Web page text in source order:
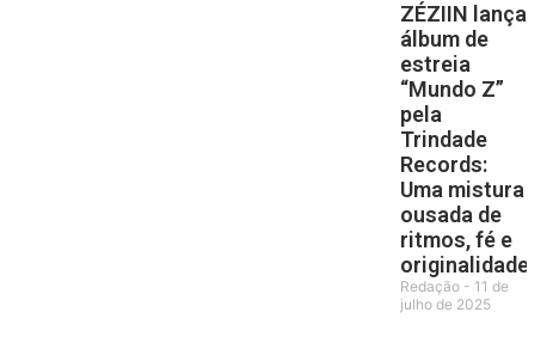
ZÉZIIN lança
álbum de
estreia
“Mundo Z”
pela
Trindade
Records:
Uma mistura
ousada de
ritmos, fé e
originalidade
Redação
11 de
julho de 2025